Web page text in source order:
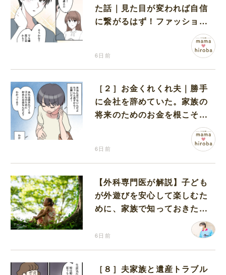
た話｜見た目が変われば自信
に繋がるはず！ファッション
6日前
［２］お金くれくれ夫｜勝手
に会社を辞めていた。家族の
将来のためのお金を根こそぎ
6日前
【外科専門医が解説】子ども
が外遊びを安心して楽しむた
めに、家族で知っておきたい
6日前
［８］夫家族と遺産トラブル